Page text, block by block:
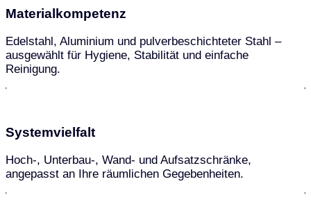
Materialkompetenz
Edelstahl, Aluminium und pulverbeschichteter Stahl –
ausgewählt für Hygiene, Stabilität und einfache
Reinigung.
Systemvielfalt
Hoch-, Unterbau-, Wand- und Aufsatzschränke,
angepasst an Ihre räumlichen Gegebenheiten.